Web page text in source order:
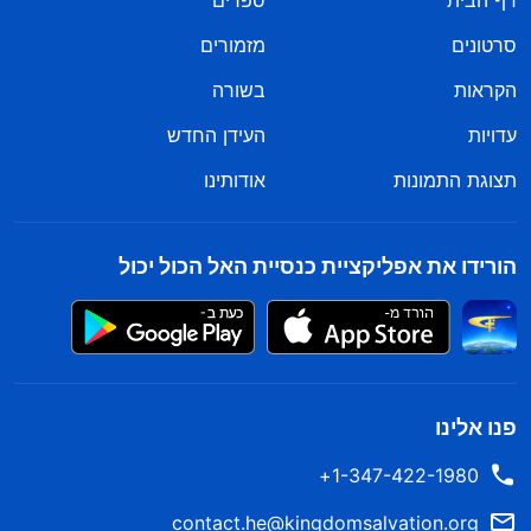
סרטונים
מזמורים
הקראות
בשורה
עדויות
העידן החדש
תצוגת התמונות
אודותינו
הורידו את אפליקציית כנסיית האל הכול יכול
פנו אלינו
1-347-422-1980+
contact.he@kingdomsalvation.org